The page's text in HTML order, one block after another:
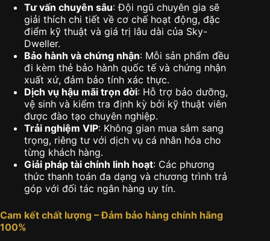
Tư vấn chuyên sâu: Đội ngũ chuyên gia sẽ
giải thích chi tiết về cơ chế hoạt động, đặc
điểm kỹ thuật và giá trị lâu dài của Sky-
Dweller.
Bảo hành và chứng nhận: Mỗi sản phẩm đều
đi kèm thẻ bảo hành quốc tế và chứng nhận
xuất xứ, đảm bảo tính xác thực.
Dịch vụ hậu mãi trọn đời: Hỗ trợ bảo dưỡng,
vệ sinh và kiểm tra định kỳ bởi kỹ thuật viên
được đào tạo chuyên nghiệp.
Trải nghiệm VIP: Không gian mua sắm sang
trọng, riêng tư với dịch vụ cá nhân hóa cho
từng khách hàng.
Giải pháp tài chính linh hoạt: Các phương
thức thanh toán đa dạng và chương trình trả
góp với đối tác ngân hàng uy tín.
Cam kết chất lượng – Đảm bảo hàng chính hãng
100%